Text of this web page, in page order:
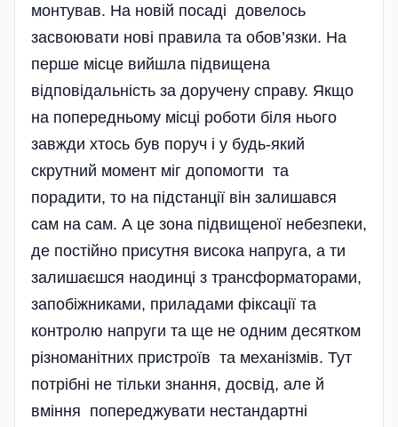
монтував. На новій посаді довелось
засвоювати нові правила та обов’язки. На
перше місце вийшла підвищена
відповідальність за доручену справу. Якщо
на попередньому місці роботи біля нього
завжди хтось був поруч і у будь-який
скрутний момент міг допомогти та
порадити, то на підстанції він залишався
сам на сам. А це зона підвищеної небезпеки,
де постійно присутня висока напруга, а ти
залишаєшся наодинці з трансформаторами,
запобіжниками, приладами фіксації та
контролю напруги та ще не одним десятком
різноманітних пристроїв та механізмів. Тут
потрібні не тільки знання, досвід, але й
вміння попереджувати нестандартні